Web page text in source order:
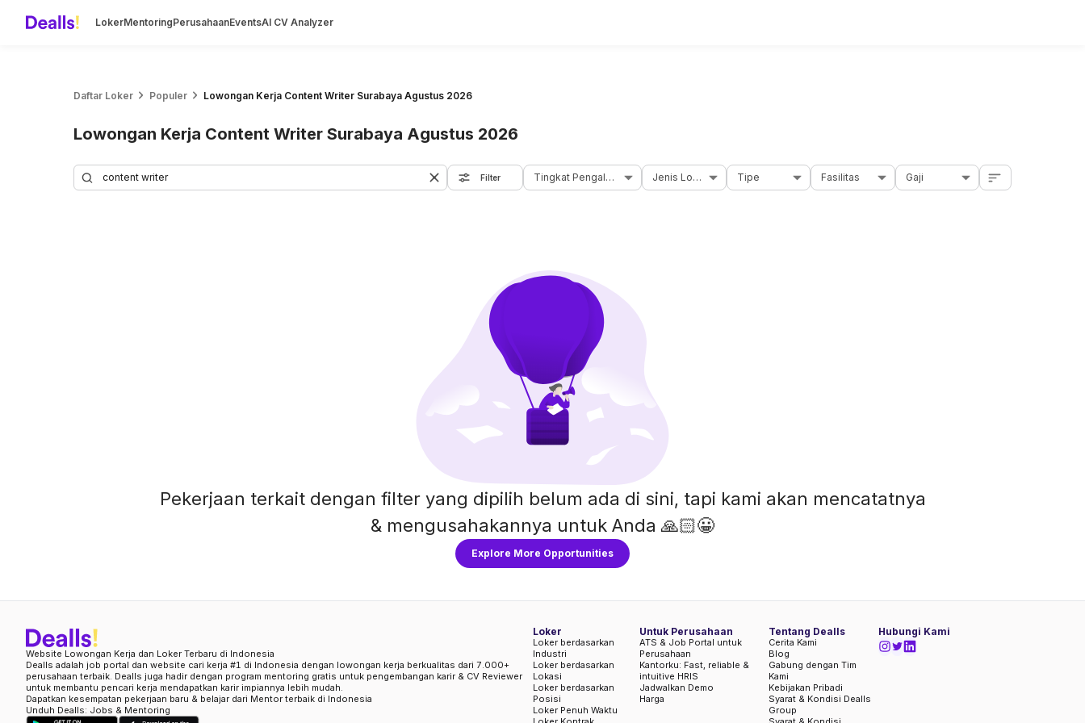
LokerMentoringPerusahaanEventsAI CV Analyzer
Daftar Loker Populer Lowongan Kerja Content Writer Surabaya Agustus 2026
Lowongan Kerja Content Writer Surabaya Agustus 2026
Filter Tingkat Pengalaman Jenis Loker Tipe Fasilitas Gaji
Pekerjaan terkait dengan filter yang dipilih belum ada di sini, tapi kami akan mencatatnya
& mengusahakannya untuk Anda 🙏🏻😀
Explore More Opportunities
Website Lowongan Kerja dan Loker Terbaru di Indonesia
Dealls adalah job portal dan website cari kerja #1 di Indonesia dengan lowongan kerja berkualitas dari 7.000+
perusahaan terbaik. Dealls juga hadir dengan program mentoring gratis untuk pengembangan karir & CV Reviewer
untuk membantu pencari kerja mendapatkan karir impiannya lebih mudah.
Dapatkan kesempatan pekerjaan baru & belajar dari Mentor terbaik di Indonesia
Unduh Dealls: Jobs & Mentoring
Loker
Loker berdasarkan
Industri
Loker berdasarkan
Lokasi
Loker berdasarkan
Posisi
Loker Penuh Waktu
Untuk Perusahaan
ATS & Job Portal untuk
Perusahaan
Kantorku: Fast, reliable &
intuitive HRIS
Jadwalkan Demo
Harga
Hubungi Kami
Tentang Dealls
Cerita Kami
Blog
Gabung dengan Tim
Kami
Kebijakan Pribadi
Syarat & Kondisi Dealls
Group